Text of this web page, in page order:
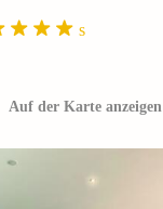
s
Auf der Karte anzeigen